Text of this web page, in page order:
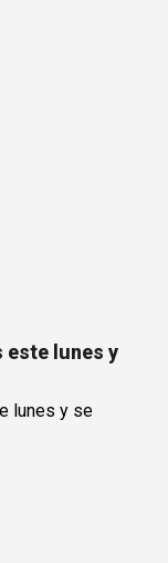
este lunes y